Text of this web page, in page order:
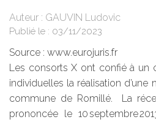
Auteur : GAUVIN Ludovic
Publié le : 03/11/2023
Source : www.eurojuris.fr
Les consorts X ont confié à un
individuelles la réalisation d’une
commune de Romillé. La
prononcée le 10 septembre